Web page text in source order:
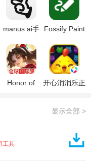
manus ai手
Fossify Paint
Honor of
开心消消乐正
显示全部 >
工具